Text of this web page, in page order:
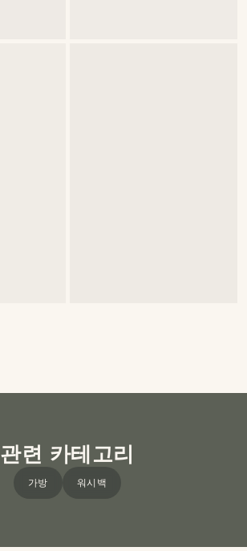
관련 카테고리
가방 워시백